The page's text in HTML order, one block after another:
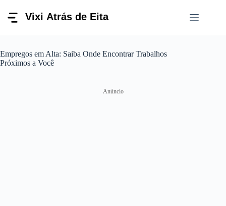
para
Empregos em Alta: Saiba Onde Encontrar Trabalhos
Próximos a Você
Anúncio